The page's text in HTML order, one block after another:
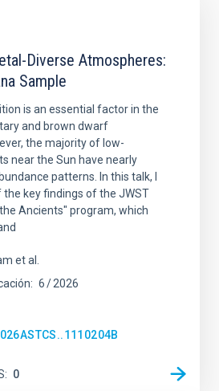
Diverse Atmospheres:
Sample
is an essential factor in the
and brown dwarf
the majority of low-
near the Sun have nearly
patterns. In this talk, I
key findings of the JWST
Ancients" program, which
et al.
6 2026
0